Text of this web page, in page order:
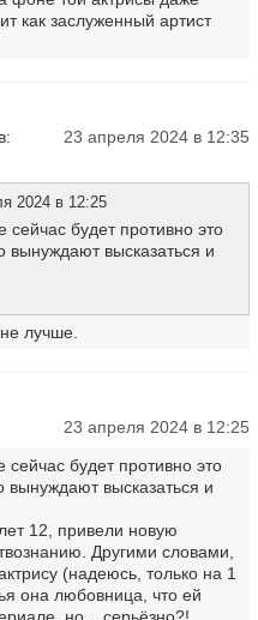
как заслуженный артист
23 апреля 2024 в 12:35
2024 в 12:25
будет противно это
вынуждают высказаться и
лучше.
23 апреля 2024 в 12:25
будет противно это
вынуждают высказаться и
12, привели новую
Другими словами,
(надеюсь, только на 1
она любовница, что ей
но... серьёзно?!